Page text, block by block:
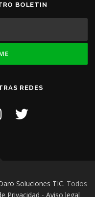
BOLETIN
REDES
Soluciones TIC. Todos
Privacidad - Aviso legal